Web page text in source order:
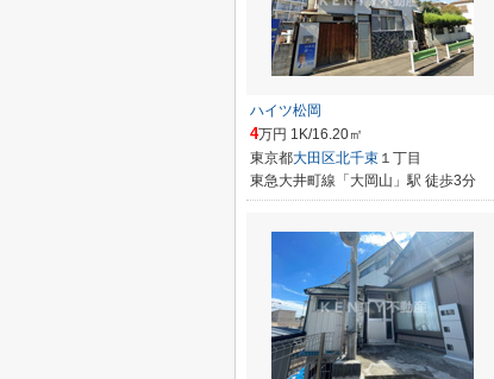
ハイツ松岡
4万円 1K/16.20㎡
東京都大田区北千束 １丁目
東急大井町線「大岡山」駅 徒歩3分